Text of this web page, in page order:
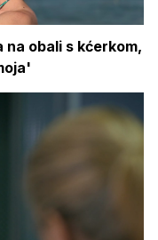
obali s kćerkom,